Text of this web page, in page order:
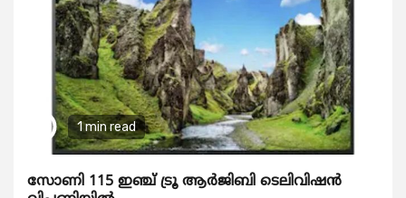
1 min read
സോണി 115 ഇഞ്ച് ട്രൂ ആർജിബി ടെലിവിഷൻ